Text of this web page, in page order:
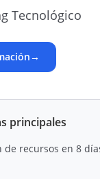
Tecnológico
→
principales
de recursos en 8